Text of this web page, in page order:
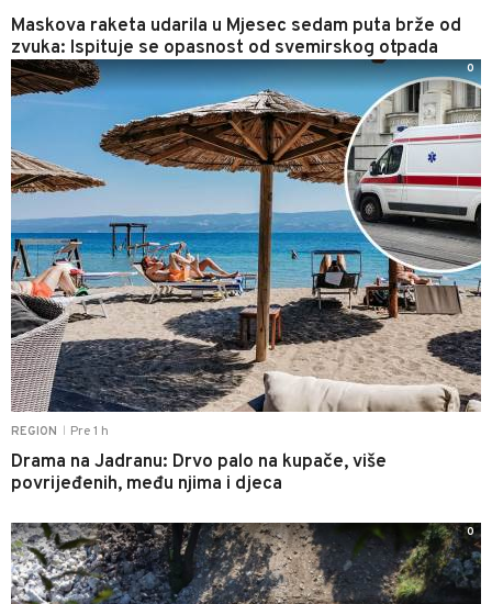
Maskova raketa udarila u Mjesec sedam puta brže od
zvuka: Ispituje se opasnost od svemirskog otpada
REGION Pre 1 h
Drama na Jadranu: Drvo palo na kupače, više
povrijeđenih, među njima i djeca
0
0